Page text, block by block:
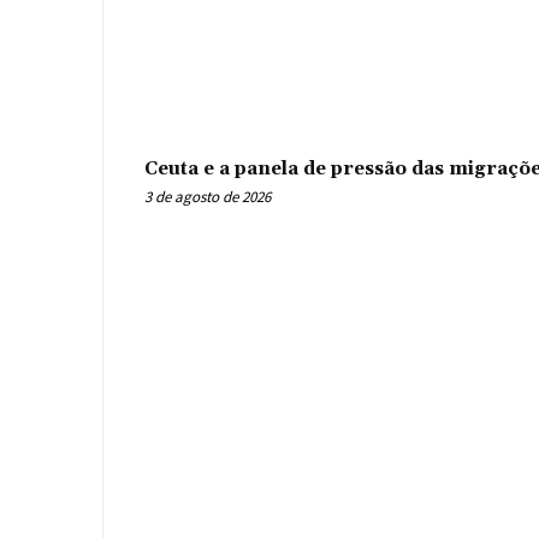
Ceuta e a panela de pressão das
3 de agosto de 2026